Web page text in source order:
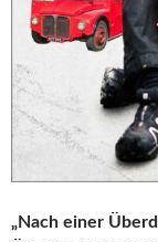
„Nach einer